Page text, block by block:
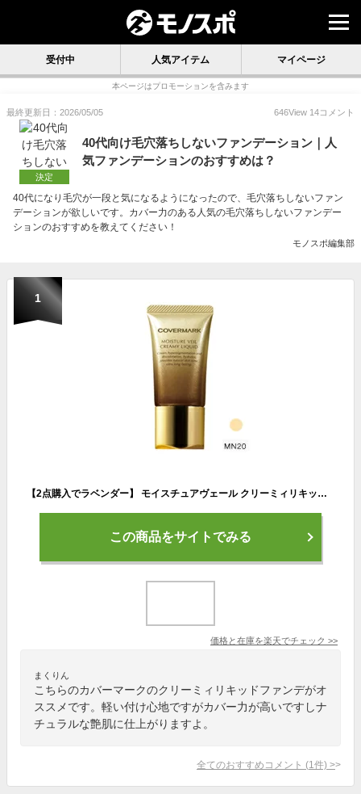
受付中 人気アイテム マイページ
本ページはプロモーションを含みます
最終更新日：2026/05/05 646View 14コメント
決定
40代向け毛穴落ちしないファンデーション｜人
気ファンデーションのおすすめは？
40代になり毛穴が一段と気になるようになったので、毛穴落ちしないファン
デーションが欲しいです。カバー力のある人気の毛穴落ちしないファンデー
ションのおすすめを教えてください！
モノスポ編集部
1
【2点購入でラベンダー】 モイスチュアヴェール クリーミィリキッド 【 MN20 】( カバーマーク カバマ covermark リキッドファンデーション )【w】【 定形外 送料無料 】
この商品をサイトでみる
価格と在庫を楽天でチェック >>
まくりん
こちらのカバーマークのクリーミィリキッドファンデがオ
ススメです。軽い付け心地ですがカバー力が高いですしナ
チュラルな艶肌に仕上がりますよ。
全てのおすすめコメント (1 件) >